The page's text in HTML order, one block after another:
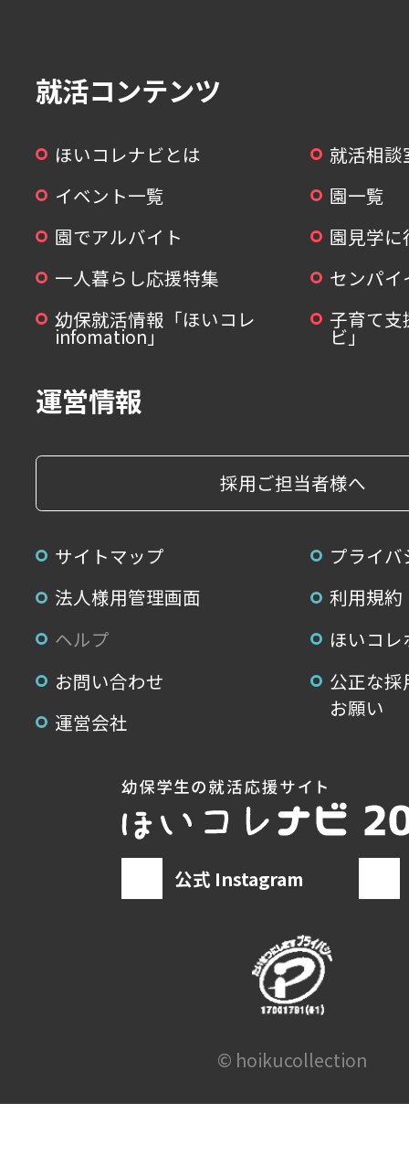
就活コンテンツ
ほいコレナビとは
就活相談
イベント一覧
園一覧
園でアルバイト
園見学
一人暮らし応援特集
センパ
幼保就活情報「ほいコレ
infomation」
子育て支
ビ」
運営情報
採用ご担当者様へ
サイトマップ
プライ
法人様用管理画面
利用規約
ヘルプ
ほいコ
お問い合わせ
公正な
お願い
運営会社
公式 Instagram
© hoikucollection